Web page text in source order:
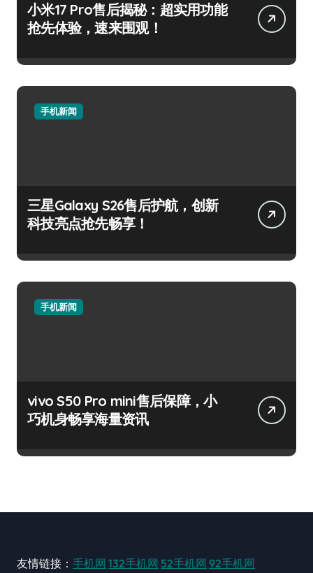
小米17 Pro售后揭秘：超实用功能
抢先体验，速来围观！
手机新闻
三星Galaxy S26售后护航，创新
科技亮点抢先畅享！
手机新闻
vivo S50 Pro mini售后保障，小
巧机身畅享海量资讯
友情链接： 手机网 132手机网 52手机网 92手机网